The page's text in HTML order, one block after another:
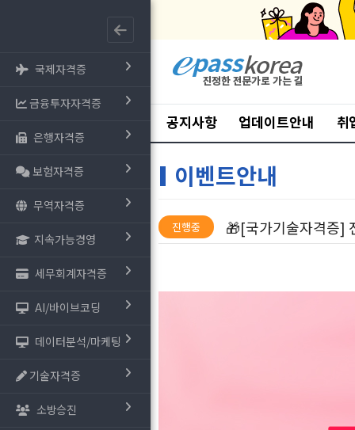
국제자격증
금융투자자격증
은행자격증
보험자격증
무역자격증
지속가능경영
세무회계자격증
AI/바이브코딩
데이터분석/마케팅
기술자격증
소방승진
공지사항 업데이트안내 취
이벤트안내
진행중 🎁[국가기술자격증]